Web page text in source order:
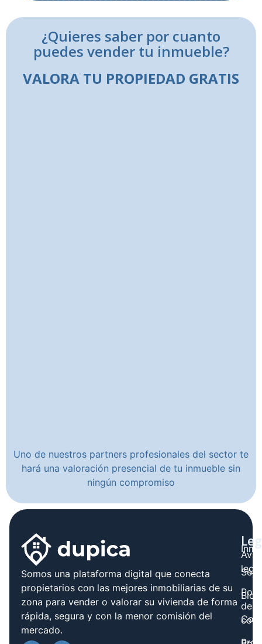
¿Quieres saber por cuanto
puedes vender tu inmueble?
VALORA TU PROPIEDAD GRATIS
Uno de nuestros partners profesionales del sector te
hará una valoración presencial de tu inmueble sin
ningún compromiso
Somos una plataforma digital que conecta
propietarios con las mejores inmobiliarias de su
zona para vender o valorar su vivienda de forma
rápida, segura y con la menor comisión del
mercado.
Blog
legal
de